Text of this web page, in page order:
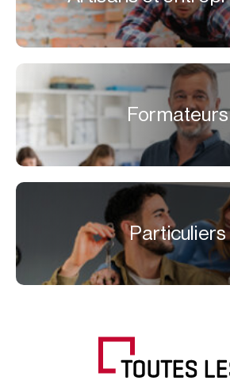
Formateurs
Particuliers
TOUTES